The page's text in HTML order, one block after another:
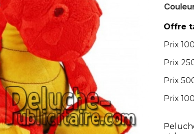
Offre
Prix
Prix
Prix
Prix